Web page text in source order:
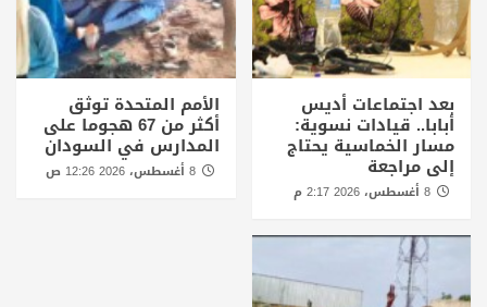
بعد اجتماعات أديس
أبابا.. قيادات نسوية:
مسار الخماسية يحتاج
إلى مراجعة
الأمم المتحدة توثق
أكثر من 67 هجوما على
المدارس في السودان
8 أغسطس، 2026 12:26 ص